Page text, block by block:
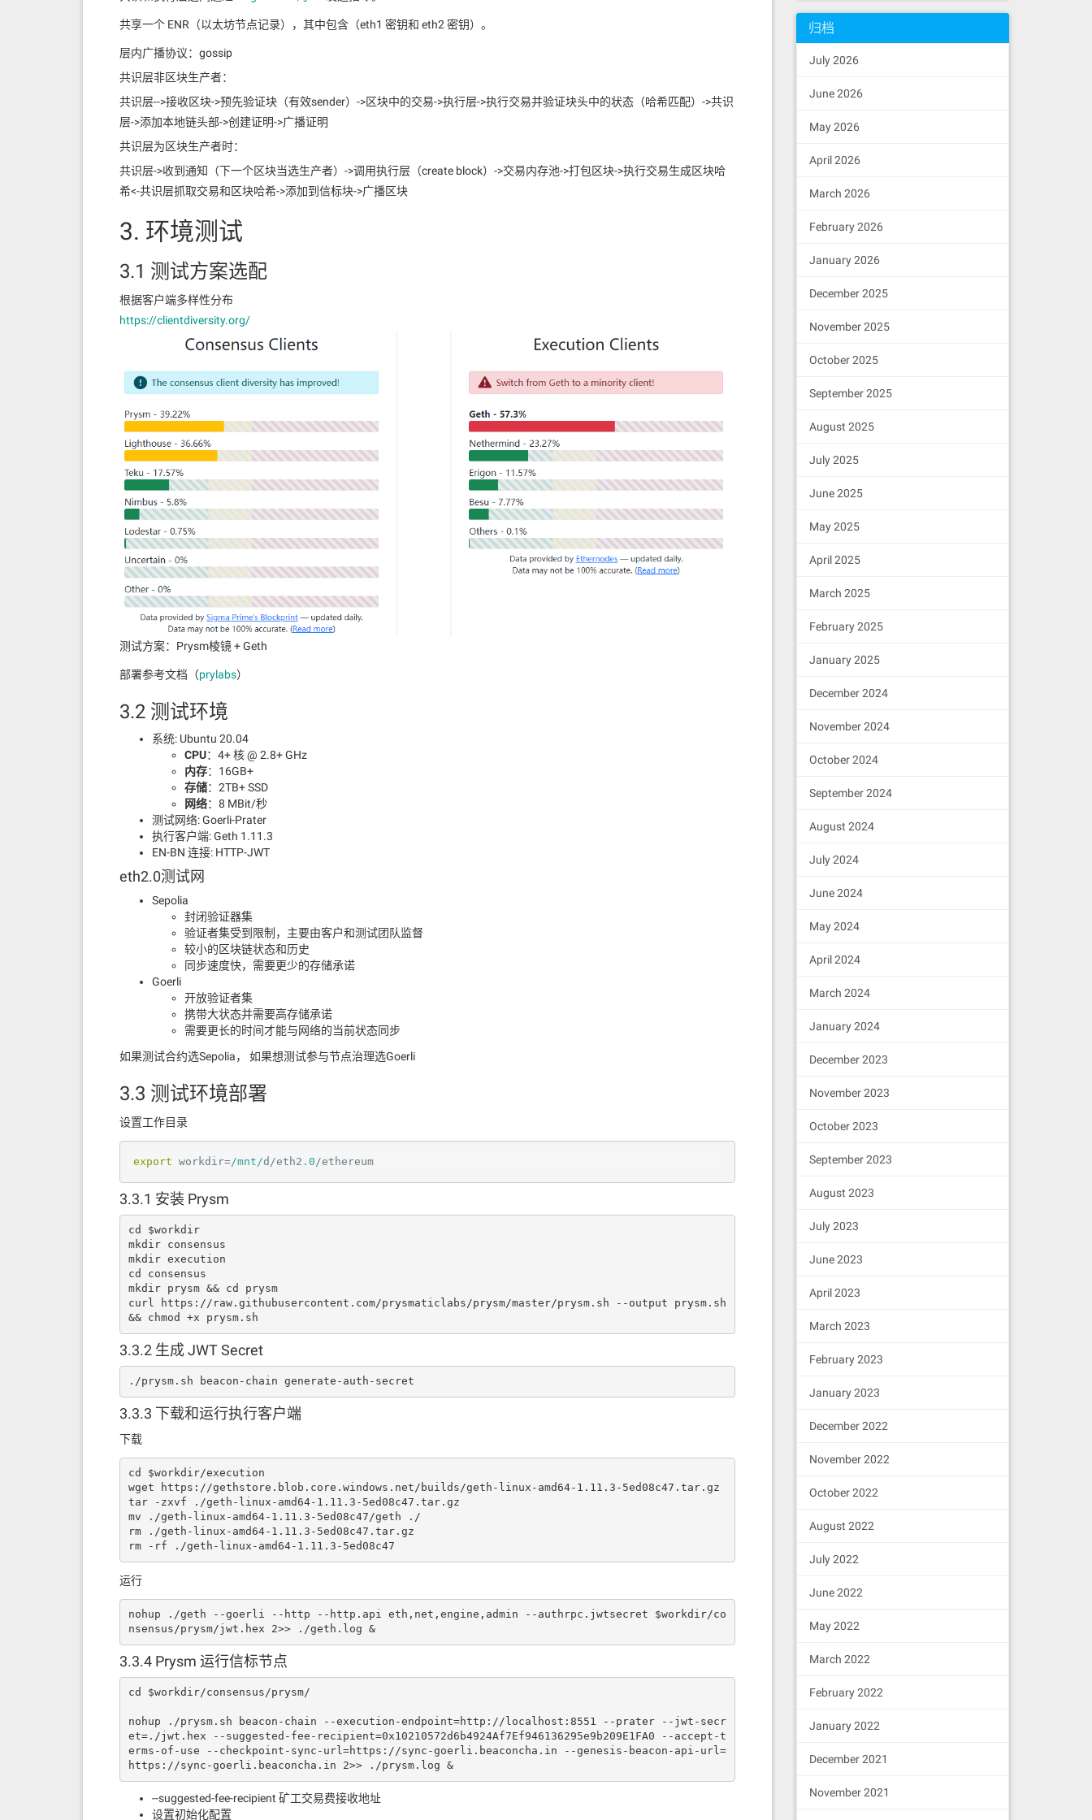
共享一个 ENR（以太坊节点记录），其中包含（eth1 密钥和 eth2 密钥）。
层内广播协议：gossip
共识层非区块生产者：
共识层-->接收区块->预先验证块（有效sender）->区块中的交易->执行层->执行交易并验证块头中的状态（哈希匹配）->共识
层->添加本地链头部->创建证明->广播证明
共识层为区块生产者时：
共识层->收到通知（下一个区块当选生产者）->调用执行层（create block）->交易内存池->打包区块->执行交易生成区块哈
希<-共识层抓取交易和区块哈希->添加到信标块->广播区块
3. 环境测试
3.1 测试方案选配
根据客户端多样性分布
https://clientdiversity.org/
测试方案：Prysm棱镜 + Geth
部署参考文档（prylabs）
3.2 测试环境
系统: Ubuntu 20.04
CPU：4+ 核 @ 2.8+ GHz
内存：16GB+
存储：2TB+ SSD
网络：8 MBit/秒
测试网络: Goerli-Prater
执行客户端: Geth 1.11.3
EN-BN 连接: HTTP-JWT
eth2.0测试网
Sepolia
封闭验证器集
验证者集受到限制，主要由客户和测试团队监督
较小的区块链状态和历史
同步速度快，需要更少的存储承诺
Goerli
开放验证者集
携带大状态并需要高存储承诺
需要更长的时间才能与网络的当前状态同步
如果测试合约选Sepolia， 如果想测试参与节点治理选Goerli
3.3 测试环境部署
设置工作目录
export workdir=/mnt/d/eth2 .0 /ethereum
3.3.1 安装 Prysm
cd $workdir
mkdir consensus
mkdir execution
cd consensus
mkdir prysm && cd prysm
curl https://raw.githubusercontent.com/prysmaticlabs/prysm/master/prysm.sh --output prysm.sh
&& chmod +x prysm.sh
3.3.2 生成 JWT Secret
./prysm.sh beacon-chain generate-auth-secret
3.3.3 下载和运行执行客户端
下载
cd $workdir/execution
wget https://gethstore.blob.core.windows.net/builds/geth-linux-amd64-1.11.3-5ed08c47.tar.gz
tar -zxvf ./geth-linux-amd64-1.11.3-5ed08c47.tar.gz
mv ./geth-linux-amd64-1.11.3-5ed08c47/geth ./
rm ./geth-linux-amd64-1.11.3-5ed08c47.tar.gz
rm -rf ./geth-linux-amd64-1.11.3-5ed08c47
运行
nohup ./geth --goerli --http --http.api eth,net,engine,admin --authrpc.jwtsecret $workdir/co
nsensus/prysm/jwt.hex 2>> ./geth.log &
3.3.4 Prysm 运行信标节点
cd $workdir/consensus/prysm/
nohup ./prysm.sh beacon-chain --execution-endpoint=http://localhost:8551 --prater --jwt-secr
et=./jwt.hex --suggested-fee-recipient=0x10210572d6b4924Af7Ef946136295e9b209E1FA0 --accept-t
erms-of-use --checkpoint-sync-url=https://sync-goerli.beaconcha.in --genesis-beacon-api-url=
https://sync-goerli.beaconcha.in 2>> ./prysm.log &
--suggested-fee-recipient 矿工交易费接收地址
设置初始化配置
归档
July 2026
June 2026
May 2026
April 2026
March 2026
February 2026
January 2026
December 2025
November 2025
October 2025
September 2025
August 2025
July 2025
June 2025
May 2025
April 2025
March 2025
February 2025
January 2025
December 2024
November 2024
October 2024
September 2024
August 2024
July 2024
June 2024
May 2024
April 2024
March 2024
January 2024
December 2023
November 2023
October 2023
September 2023
August 2023
July 2023
June 2023
April 2023
March 2023
February 2023
January 2023
December 2022
November 2022
October 2022
August 2022
July 2022
June 2022
May 2022
March 2022
February 2022
January 2022
December 2021
November 2021